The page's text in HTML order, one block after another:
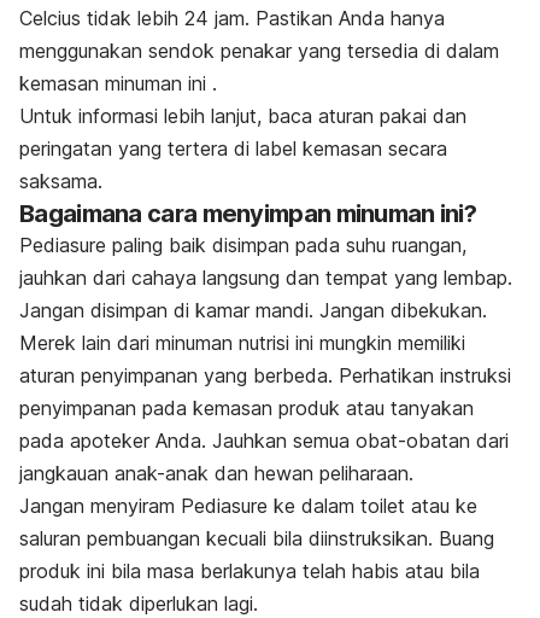
Celcius tidak lebih 24 jam. Pastikan Anda hanya
menggunakan sendok penakar yang tersedia di dalam
kemasan minuman ini .
Untuk informasi lebih lanjut, baca aturan pakai dan
peringatan yang tertera di label kemasan secara
saksama.
Bagaimana cara menyimpan minuman ini?
Pediasure paling baik disimpan pada suhu ruangan,
jauhkan dari cahaya langsung dan tempat yang lembap.
Jangan disimpan di kamar mandi. Jangan dibekukan.
Merek lain dari minuman nutrisi ini mungkin memiliki
aturan penyimpanan yang berbeda. Perhatikan instruksi
penyimpanan pada kemasan produk atau tanyakan
pada apoteker Anda. Jauhkan semua obat-obatan dari
jangkauan anak-anak dan hewan peliharaan.
Jangan menyiram Pediasure ke dalam toilet atau ke
saluran pembuangan kecuali bila diinstruksikan. Buang
produk ini bila masa berlakunya telah habis atau bila
sudah tidak diperlukan lagi.